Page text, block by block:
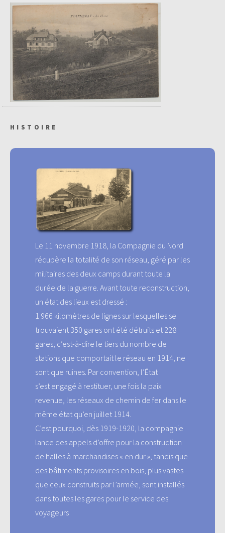
HISTOIRE
Le 11 novembre 1918, la Compagnie du Nord
récupère la totalité de son réseau, géré par les
militaires des deux camps durant toute la
durée de la guerre. Avant toute reconstruction,
un état des lieux est dressé :
1 966 kilomètres de lignes sur lesquelles se
trouvaient 350 gares ont été détruits et 228
gares, c’est-à-dire le tiers du nombre de
stations que comportait le réseau en 1914, ne
sont que ruines. Par convention, l’État
s’est engagé à restituer, une fois la paix
revenue, les réseaux de chemin de fer dans le
même état qu’en juillet 1914.
C’est pourquoi, dès 1919-1920, la compagnie
lance des appels d’offre pour la construction
de halles à marchandises « en dur », tandis que
des bâtiments provisoires en bois, plus vastes
que ceux construits par l’armée, sont installés
dans toutes les gares pour le service des
voyageurs